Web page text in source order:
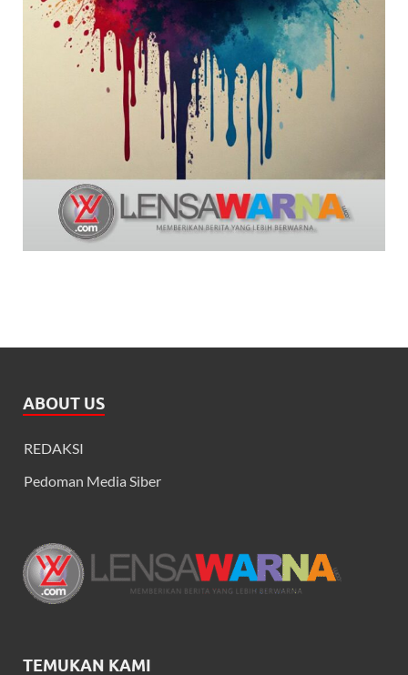
ABOUT US
REDAKSI
Pedoman Media Siber
TEMUKAN KAMI